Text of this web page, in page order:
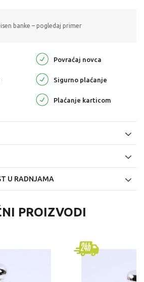
banke – pogledaj primer
Povraćaj novca
Sigurno plaćanje
Plaćanje karticom
U RADNJAMA
PROIZVODI